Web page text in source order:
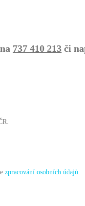
737 410 213 či
zpracování osobních údajů